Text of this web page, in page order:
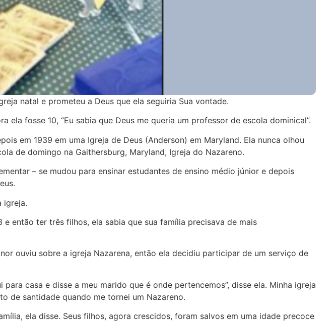
natal e prometeu a Deus que ela seguiria Sua vontade.
ela fosse 10, “Eu sabia que Deus me queria um professor de escola dominical”.
em 1939 em uma Igreja de Deus (Anderson) em Maryland. Ela nunca olhou
de domingo na Gaithersburg, Maryland, Igreja do Nazareno.
– se mudou para ensinar estudantes de ensino médio júnior e depois
igreja.
então ter três filhos, ela sabia que sua família precisava de mais
ouviu sobre a igreja Nazarena, então ela decidiu participar de um serviço de
casa e disse a meu marido que é onde pertencemos”, disse ela. Minha igreja
de santidade quando me tornei um Nazareno.
ela disse. Seus filhos, agora crescidos, foram salvos em uma idade precoce